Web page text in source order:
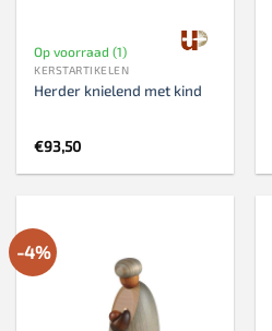
Op voorraad (1)
KERSTARTIKELEN
Herder knielend met kind
€93,50
-4%